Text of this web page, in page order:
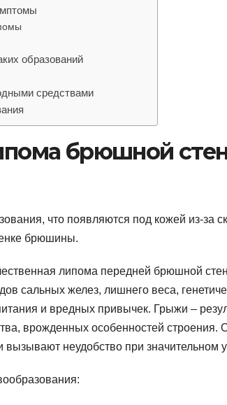
образований
средствами
брюшной
что появляются под кожей из-за
брюшины.
липома передней брюшной
сальных желез, лишнего веса,
и вредных привычек. Грыжи –
врожденных особенностей строения.
неудобство при значительном